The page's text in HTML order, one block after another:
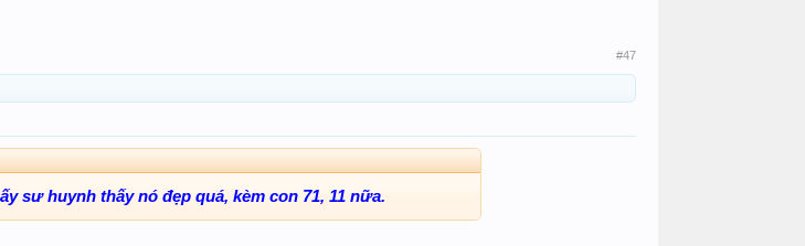
#47
sư huynh thấy nó đẹp quá, kèm con 71, 11 nữa.